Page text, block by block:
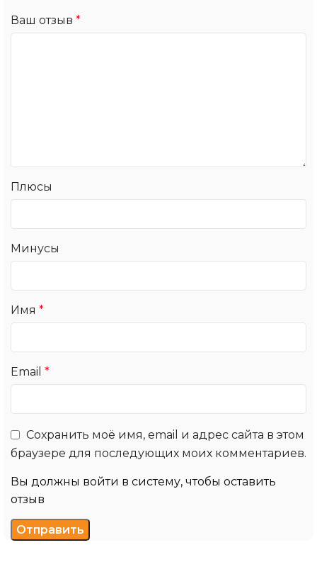
Ваш отзыв *
Плюсы
Минусы
Имя *
Email *
Сохранить моё имя, email и адрес сайта в этом
браузере для последующих моих комментариев.
Вы должны войти в систему, чтобы оставить
отзыв